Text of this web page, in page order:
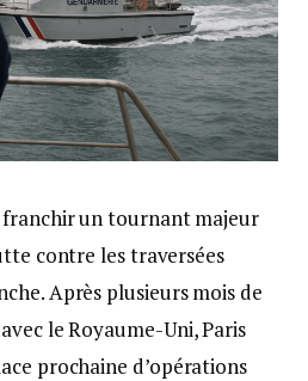
franchir un tournant majeur
contre les traversées
Après plusieurs mois de
le Royaume-Uni, Paris
prochaine d’opérations